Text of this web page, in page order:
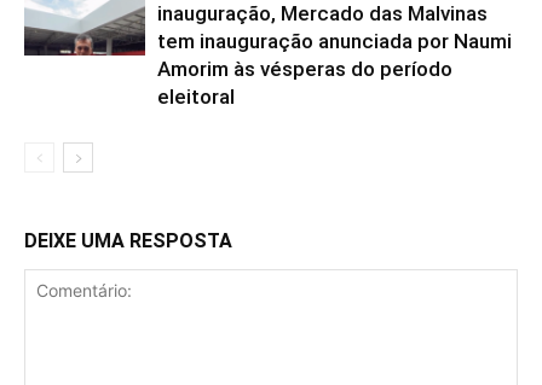
inauguração, Mercado das Malvinas
tem inauguração anunciada por Naumi
Amorim às vésperas do período
eleitoral
DEIXE UMA RESPOSTA